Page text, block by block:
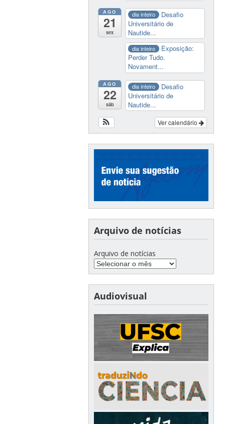
AGO
21
sex
dia inteiro
Desafio
Universitário de
Nautide...
dia inteiro
Exposição:
Perder Tudo.
Novament...
AGO
22
sáb
dia inteiro
Desafio
Universitário de
Nautide...
Ver calendário
Arquivo de notícias
Arquivo de notícias
Audiovisual